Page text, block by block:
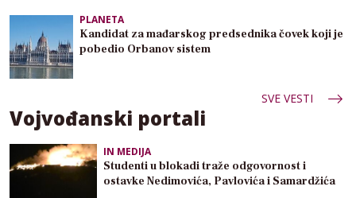
PLANETA
Kandidat za mađarskog predsednika čovek koji je
pobedio Orbanov sistem
SVE VESTI
Vojvođanski portali
IN MEDIJA
Studenti u blokadi traže odgovornost i
ostavke Nedimovića, Pavlovića i Samardžića